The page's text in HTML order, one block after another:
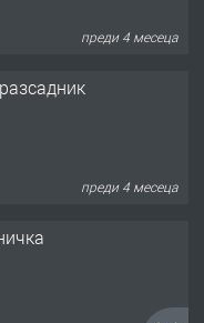
преди 4 месеца
преди 4 месеца